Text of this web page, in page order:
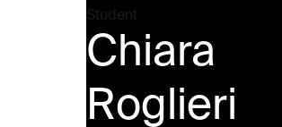
Student
Chiara
Roglieri